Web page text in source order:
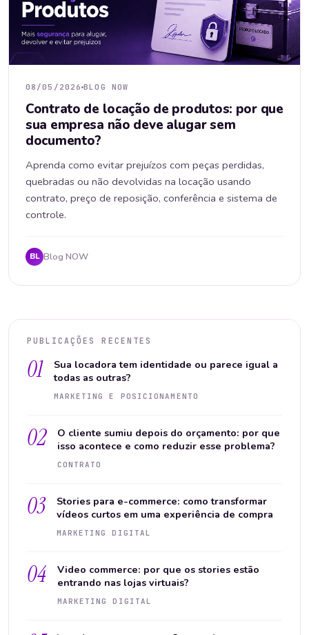
08/05/2026 BLOG NOW
Contrato de locação de produtos: por que
sua empresa não deve alugar sem
documento?
Aprenda como evitar prejuízos com peças perdidas,
quebradas ou não devolvidas na locação usando
contrato, preço de reposição, conferência e sistema de
controle.
BL Blog NOW
PUBLICAÇÕES RECENTES
01
Sua locadora tem identidade ou parece igual a
todas as outras?
MARKETING E POSICIONAMENTO
02
O cliente sumiu depois do orçamento: por que
isso acontece e como reduzir esse problema?
CONTRATO
03
Stories para e-commerce: como transformar
vídeos curtos em uma experiência de compra
MARKETING DIGITAL
04
Video commerce: por que os stories estão
entrando nas lojas virtuais?
MARKETING DIGITAL